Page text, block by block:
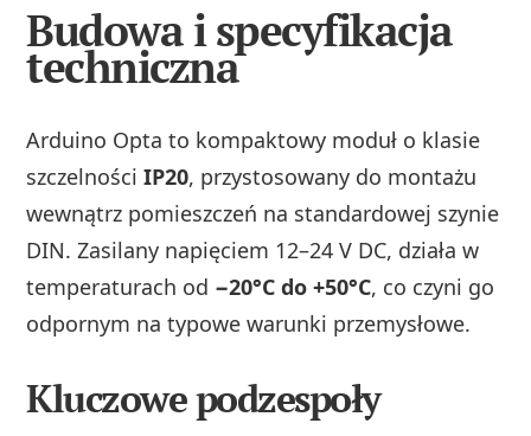
Budowa i specyfikacja
techniczna
Arduino Opta to kompaktowy moduł o klasie
szczelnościIP20, przystosowany do montażu
wewnątrz pomieszczeń na standardowej szynie
DIN. Zasilany napięciem 12–24 V DC, działa w
temperaturach od −20°C do +50°C, co czyni go
odpornym na typowe warunki przemysłowe.
Kluczowe podzespoły